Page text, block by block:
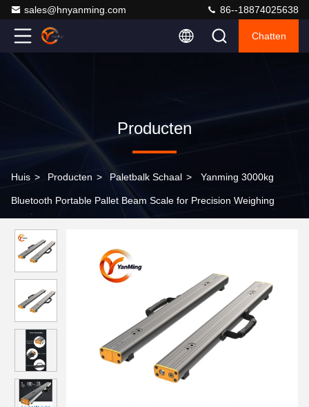
sales@hnyanming.com 86--18874025638
Chatten
Producten
Huis > Producten > Paletbalk Schaal > Yanming 3000kg
Bluetooth Portable Pallet Beam Scale for Precision Weighing